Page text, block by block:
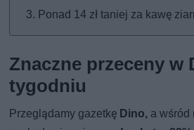
Ponad 14 zł taniej za kawę
Znaczne przeceny w
tygodniu
Przeglądamy gazetkę Dino, a wśród